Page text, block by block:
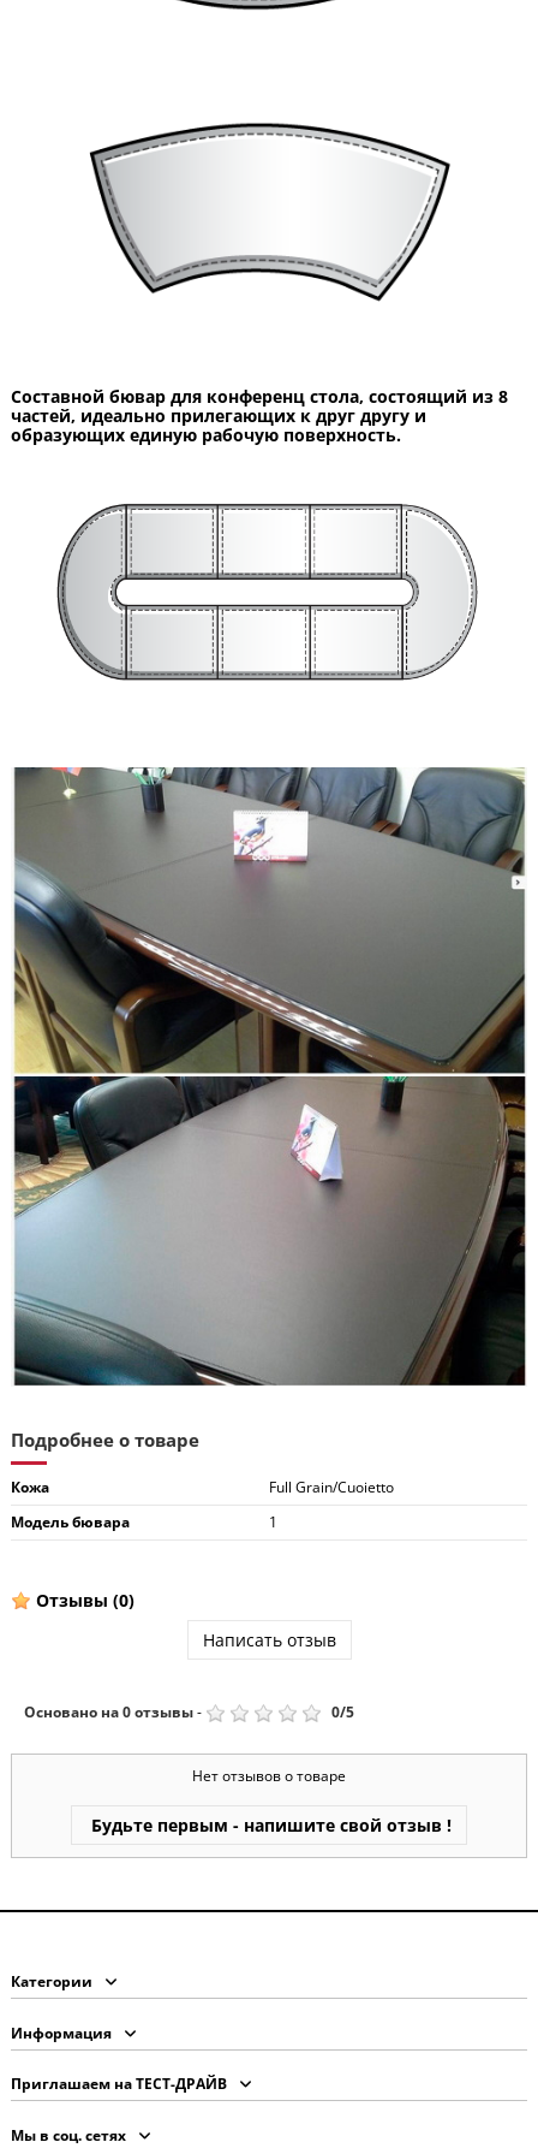
Составной бювар для конференц стола, состоящий из 8
частей, идеально прилегающих к друг другу и
образующих единую рабочую поверхность.
Подробнее о товаре
Кожа
Full Grain/Cuoietto
Модель бювара
1
Отзывы (0)
Написать отзыв
Основано на0отзывы- 0/5
Нет отзывов о товаре
Будьте первым - напишите свой отзыв !
Категории
Информация
Приглашаем на ТЕСТ-ДРАЙВ
Мы в соц. сетях